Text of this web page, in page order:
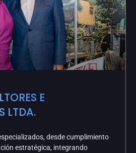
E
LTDA.
desde cumplimiento
estratégica, integrando